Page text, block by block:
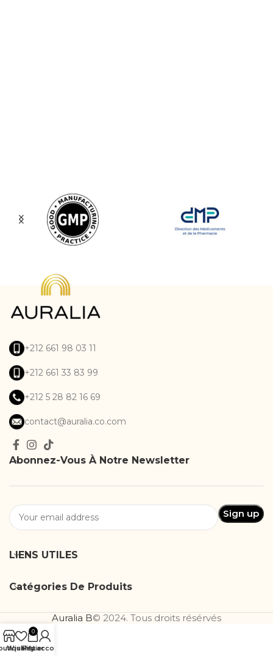
+212 661 98 03 11
+212 661 33 83 99
+212 5 28 82 16 69
contact@auralia.co.com
Abonnez-Vous À Notre Newsletter
LIENS UTILES
Catégories De Produits
Auralia B© 2024. Tous droits résérvés
Wishlist
0
Panier
My account